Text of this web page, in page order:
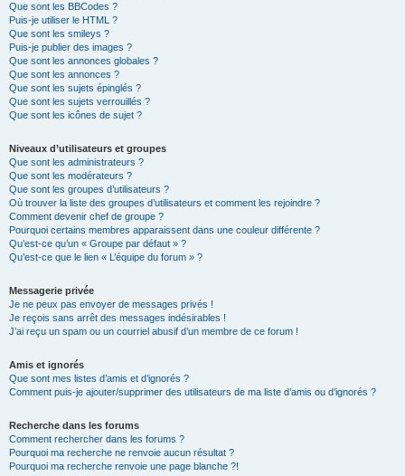
Que sont les BBCodes ?
Puis-je utiliser le HTML ?
Que sont les smileys ?
Puis-je publier des images ?
Que sont les annonces globales ?
Que sont les annonces ?
Que sont les sujets épinglés ?
Que sont les sujets verrouillés ?
Que sont les icônes de sujet ?
Niveaux d’utilisateurs et groupes
Que sont les administrateurs ?
Que sont les modérateurs ?
Que sont les groupes d’utilisateurs ?
Où trouver la liste des groupes d’utilisateurs et comment les rejoindre ?
Comment devenir chef de groupe ?
Pourquoi certains membres apparaissent dans une couleur différente ?
Qu’est-ce qu’un « Groupe par défaut » ?
Qu’est-ce que le lien « L’équipe du forum » ?
Messagerie privée
Je ne peux pas envoyer de messages privés !
Je reçois sans arrêt des messages indésirables !
J’ai reçu un spam ou un courriel abusif d’un membre de ce forum !
Amis et ignorés
Que sont mes listes d’amis et d’ignorés ?
Comment puis-je ajouter/supprimer des utilisateurs de ma liste d’amis ou d’ignorés ?
Recherche dans les forums
Comment rechercher dans les forums ?
Pourquoi ma recherche ne renvoie aucun résultat ?
Pourquoi ma recherche renvoie une page blanche ?!